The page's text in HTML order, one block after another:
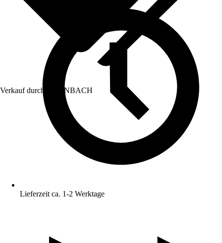
Verkauf durch: HORNBACH
Lieferzeit ca. 1-2 Werktage